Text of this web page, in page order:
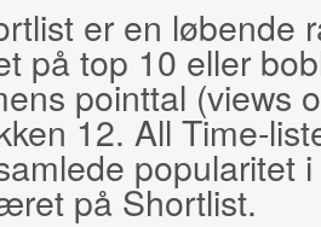
er en løbende
på top 10 eller
pointtal (views
12. All Time-
popularitet
på Shortlist.